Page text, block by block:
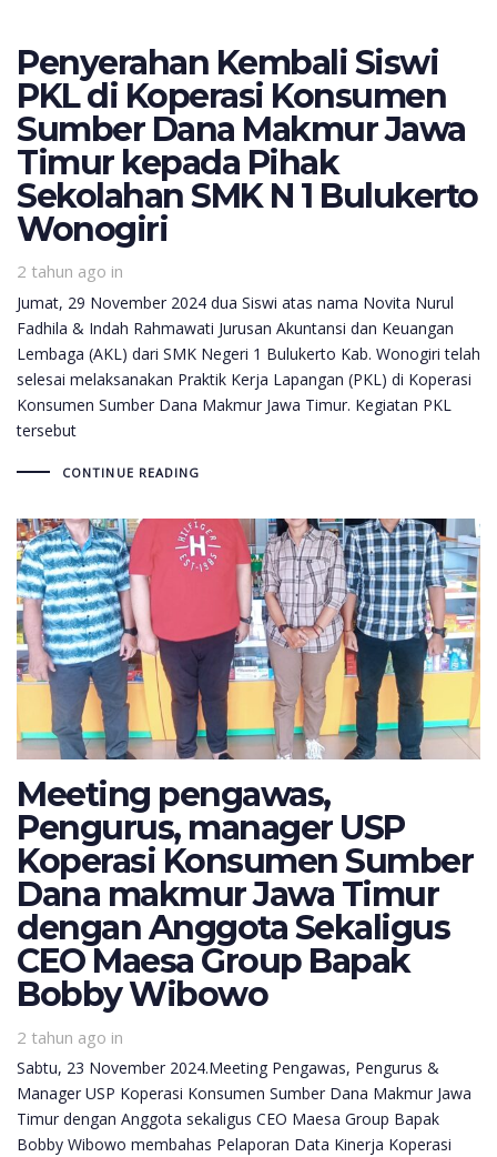
Penyerahan Kembali Siswi
PKL di Koperasi Konsumen
Sumber Dana Makmur Jawa
Timur kepada Pihak
Sekolahan SMK N 1 Bulukerto
Wonogiri
2 tahun ago in
Jumat, 29 November 2024 dua Siswi atas nama Novita Nurul
Fadhila & Indah Rahmawati Jurusan Akuntansi dan Keuangan
Lembaga (AKL) dari SMK Negeri 1 Bulukerto Kab. Wonogiri telah
selesai melaksanakan Praktik Kerja Lapangan (PKL) di Koperasi
Konsumen Sumber Dana Makmur Jawa Timur. Kegiatan PKL
tersebut
CONTINUE READING
Meeting pengawas,
Pengurus, manager USP
Koperasi Konsumen Sumber
Dana makmur Jawa Timur
dengan Anggota Sekaligus
CEO Maesa Group Bapak
Bobby Wibowo
2 tahun ago in
Sabtu, 23 November 2024.Meeting Pengawas, Pengurus &
Manager USP Koperasi Konsumen Sumber Dana Makmur Jawa
Timur dengan Anggota sekaligus CEO Maesa Group Bapak
Bobby Wibowo membahas Pelaporan Data Kinerja Koperasi